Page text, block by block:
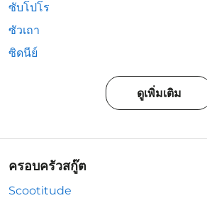
ซับโปโร
ซัวเถา
ซิดนีย์
ดูเพิ่มเติม
ครอบครัวสกู๊ต
Scootitude